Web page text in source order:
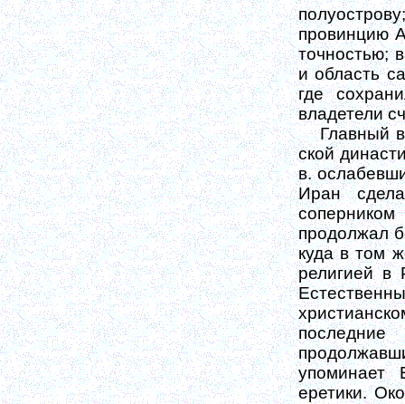
провинцию
точностью;
и область
где
владетели
Главный
ской
в.
Иран
продолжал
куда в том
религией в
упоминает
еретики.